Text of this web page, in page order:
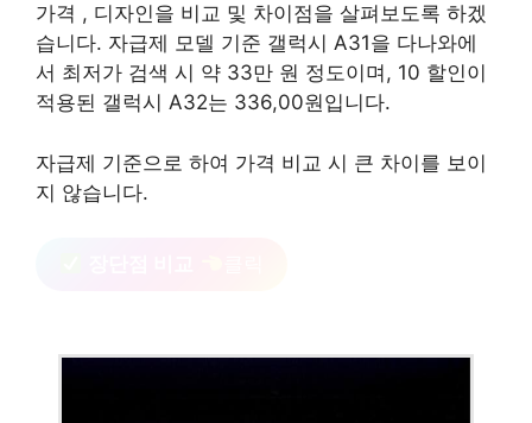
가격 , 디자인을 비교 및 차이점을 살펴보도록 하겠
습니다. 자급제 모델 기준 갤럭시 A31을 다나와에
서 최저가 검색 시 약 33만 원 정도이며, 10 할인이
적용된 갤럭시 A32는 336,00원입니다.
자급제 기준으로 하여 가격 비교 시 큰 차이를 보이
지 않습니다.